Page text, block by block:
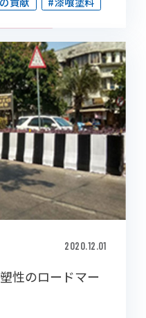
2020.12.01
性のロードマー